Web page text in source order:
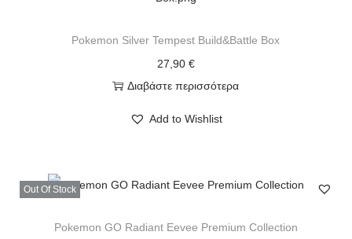
Pokemon Silver Tempest Build&Battle Box
27,90 €
Διαβάστε περισσότερα
Add to Wishlist
Out Of Stock
Pokemon GO Radiant Eevee Premium Collection